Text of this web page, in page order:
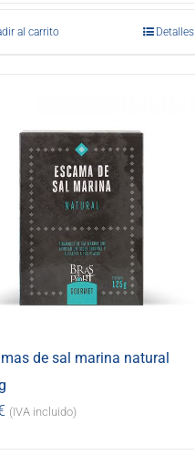
al carrito Detalles
de sal marina natural
(IVA incluido)